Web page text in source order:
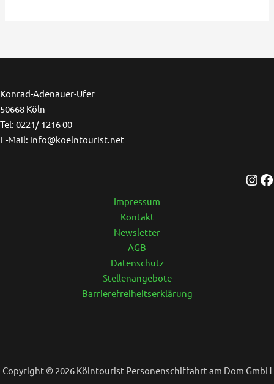
Konrad-Adenauer-Ufer
50668 Köln
Tel: 0221/ 1216 00
E-Mail: info@koelntourist.net
Impressum
Kontakt
Newsletter
AGB
Datenschutz
Stellenangebote
Barrierefreiheitserklärung
Copyright © 2026 Kölntourist Personenschiffahrt am Dom GmbH